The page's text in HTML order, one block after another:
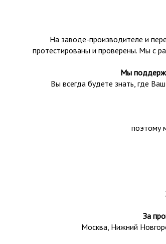
На заводе-производителе и
протестированы и проверены. Мы с
Мы
Вы всегда будете знать, где
поэтому
За
Москва, Нижний